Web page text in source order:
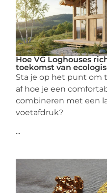
Hoe VG Loghouses
toekomst van
Sta je op het punt om
af hoe je een
combineren met een
voetafdruk?
...